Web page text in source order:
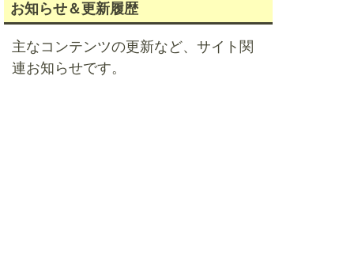
お知らせ＆更新履歴
主なコンテンツの更新など、サイト関
連お知らせです。